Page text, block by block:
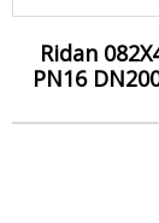
Ridan
PN16